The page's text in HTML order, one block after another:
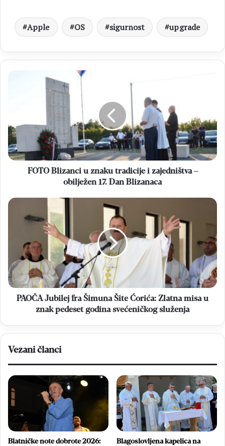
Apple OS sigurnost upgrade
i
zajedništva
–
obilježen
FOTO Blizanci u znaku tradicije i zajedništva –
obilježen 17. Dan Blizanaca
PAOČA
Ćorića:
Zlatna
misa
u
znakPAOČA Jubilej fra Šimuna Šite Ćorića: Zlatna misa u
znak pedeset godina svećeničkog služenja
Vezani članci
Blatničke note dobrote 2026:
Blagoslovljena kapelica na